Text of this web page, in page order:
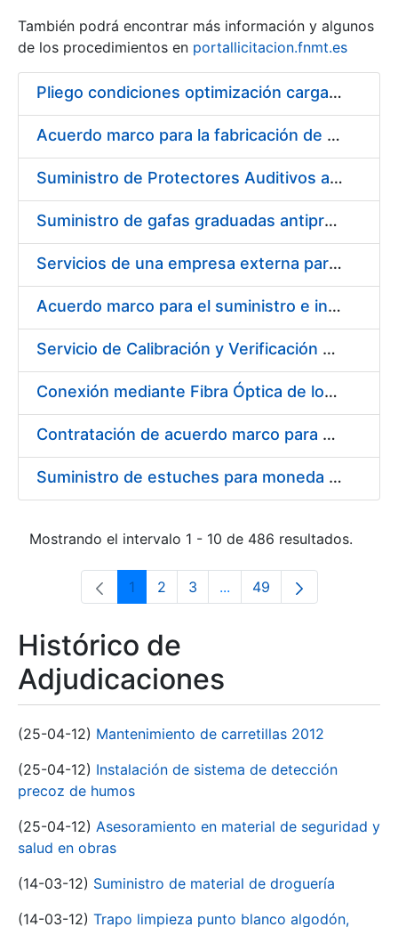
También podrá encontrar más información y algunos
de los procedimientos en portallicitacion.fnmt.es
Pliego condiciones optimización cargas compras firmado
Acuerdo marco para la fabricación de piezas
Suministro de Protectores Auditivos a medida para las personas trabajadoras de los Centros de Trabajo de Madrid y Burgos
Suministro de gafas graduadas antiproyecciones para los trabajadores de la FNMT-RCM en los centros de trabajo de Madrid y Burgos
Servicios de una empresa externa para el asesoramiento y resolución de los recursos de alzada que se presentan relacionados con procesos de selección para la FNMT-RCM
Acuerdo marco para el suministro e instalación de persianas, estores y otros complementos
Servicio de Calibración y Verificación Externa de los Equipos de Medición del Servicio de Prevención de la FNMT-RCM
Conexión mediante Fibra Óptica de los Centros de Proceso de Datos (CPDs) de las sedes de la FNMT-RCM de Burgos y Madrid
Contratación de acuerdo marco para el Suministro de Material de Electricidad para la Fábrica Nacional de Moneda y Timbre-Real Casa de la Moneda en su centro de trabajo de Burgos
Suministro de estuches para moneda de 30 €
Mostrando el intervalo 1 - 10 de 486 resultados.
Página
1 Página
2 Página
3 ...Páginas intermedias Use
Página
49
Histórico de
Adjudicaciones
(25-04-12) Mantenimiento de carretillas 2012
(25-04-12) Instalación de sistema de detección
precoz de humos
(25-04-12) Asesoramiento en material de seguridad y
salud en obras
(14-03-12) Suministro de material de droguería
(14-03-12) Trapo limpieza punto blanco algodón,